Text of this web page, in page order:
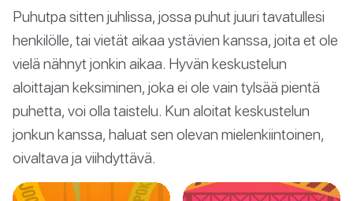
Puhutpa sitten juhlissa, jossa puhut juuri tavatullesi
henkilölle, tai vietät aikaa ystävien kanssa, joita et ole
vielä nähnyt jonkin aikaa. Hyvän keskustelun
aloittajan keksiminen, joka ei ole vain tylsää pientä
puhetta, voi olla taistelu. Kun aloitat keskustelun
jonkun kanssa, haluat sen olevan mielenkiintoinen,
oivaltava ja viihdyttävä.